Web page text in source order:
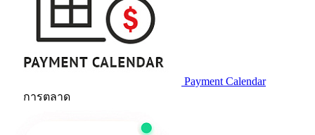
Payment Calendar
การตลาด